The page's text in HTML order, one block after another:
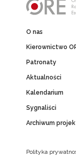
O nas
Kierownictwo
Patronaty
Aktualności
Kalendarium
Sygnaliści
Archiwum
Polityka